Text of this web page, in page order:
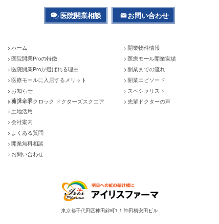
医院開業相談 お問い合わせ
ホーム
医院開業Proの特徴
医院開業Proが選ばれる理由
医療モールに入居するメリット
お知らせ
カメイドクロック ドクターズスクエア
開業物件情報
医療モール開業実績
開業までの流れ
開業エピソード
スペシャリスト
先輩ドクターの声
連携企業
土地活用
会社案内
よくある質問
開業無料相談
お問い合わせ
東京都千代田区神田錦町1-1 神田橋安田ビル